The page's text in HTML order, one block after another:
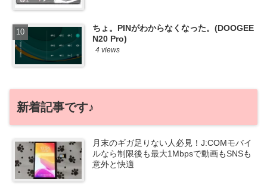
ちょ。PINがわからなくなった。(DOOGEE
N20 Pro)
4 views
新着記事です♪
月末のギガ足りない人必見！J:COMモバイ
ルなら制限後も最大1Mbpsで動画もSNSも
意外と快適